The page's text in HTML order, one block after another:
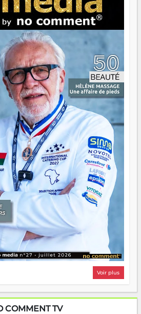
chose essentielle. La fougue, ça
ça brûle vite. Une flamme sans
autant qu'elle peut consumer. C'est
en scène — pas pour reprendre le
où sont les récifs. Les jeunes
ont l'expérience, comme on dit. Ce
générations — c'est une question
réussites, mais aussi vos échecs.
— ils enseignent mieux que
À Madagascar, la barque avance.
que tout le monde rame dans le
Voir plus
COMMENT TV